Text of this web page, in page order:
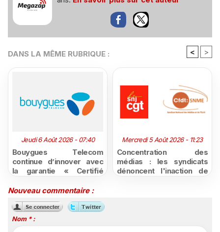
DANS LA MÊME RUBRIQUE : < >
Jeudi 6 Août 2026 - 07:40
Bouygues Telecom
continue d’innover avec
la garantie « Certifié
»
Mercredi 5 Août 2026 - 11:23
Concentration des
médias : les syndicats
dénoncent l'inaction de
Nouveau commentaire :
Nom * :